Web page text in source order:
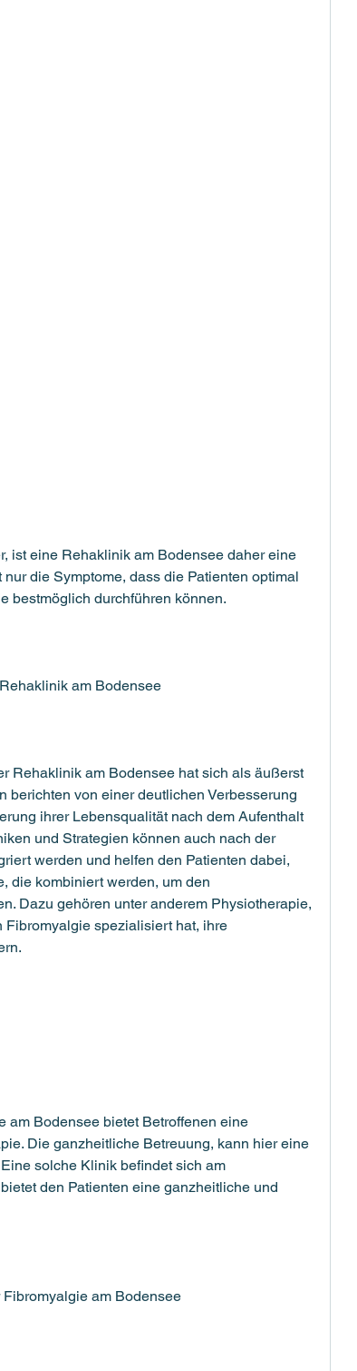
die Symptome, dass die Patienten optimal
bestmöglich durchführen können.
am Bodensee
Rehaklinik am Bodensee hat sich als äußerst
berichten von einer deutlichen Verbesserung
ihrer Lebensqualität nach dem Aufenthalt
und Strategien können auch nach der
werden und helfen den Patienten dabei,
die kombiniert werden, um den
Dazu gehören unter anderem Physiotherapie,
spezialisiert hat, ihre
am Bodensee bietet Betroffenen eine
Die ganzheitliche Betreuung, kann hier eine
solche Klinik befindet sich am
den Patienten eine ganzheitliche und
am Bodensee